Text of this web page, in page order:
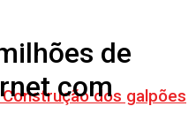
dos galpões
de
com